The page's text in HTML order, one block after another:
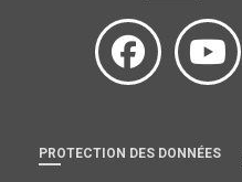
PROTECTION DES DONNÉES